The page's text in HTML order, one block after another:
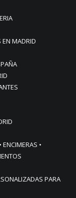
EN MADRID
•
PARA